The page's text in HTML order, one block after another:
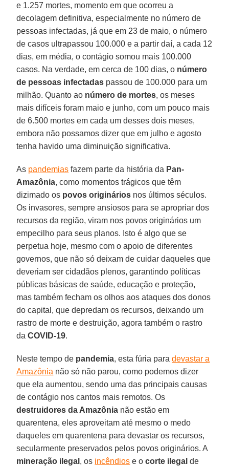
e 1.257 mortes, momento em que ocorreu a
decolagem definitiva, especialmente no número de
pessoas infectadas, já que em 23 de maio, o número
de casos ultrapassou 100.000 e a partir daí, a cada 12
dias, em média, o contágio somou mais 100.000
casos. Na verdade, em cerca de 100 dias, o número
de pessoas infectadas passou de 100.000 para um
milhão. Quanto ao número de mortes, os meses
mais difíceis foram maio e junho, com um pouco mais
de 6.500 mortes em cada um desses dois meses,
embora não possamos dizer que em julho e agosto
tenha havido uma diminuição significativa.
As pandemias fazem parte da história da Pan-
Amazônia, como momentos trágicos que têm
dizimado os povos originários nos últimos séculos.
Os invasores, sempre ansiosos para se apropriar dos
recursos da região, viram nos povos originários um
empecilho para seus planos. Isto é algo que se
perpetua hoje, mesmo com o apoio de diferentes
governos, que não só deixam de cuidar daqueles que
deveriam ser cidadãos plenos, garantindo políticas
públicas básicas de saúde, educação e proteção,
mas também fecham os olhos aos ataques dos donos
do capital, que depredam os recursos, deixando um
rastro de morte e destruição, agora também o rastro
daCOVID-19.
Neste tempo de pandemia, esta fúria paradevastar a
Amazônia não só não parou, como podemos dizer
que ela aumentou, sendo uma das principais causas
de contágio nos cantos mais remotos. Os
destruidores da Amazônia não estão em
quarentena, eles aproveitam até mesmo o medo
daqueles em quarentena para devastar os recursos,
secularmente preservados pelos povos originários. A
mineração ilegal , os incêndios e ocorte ilegal de